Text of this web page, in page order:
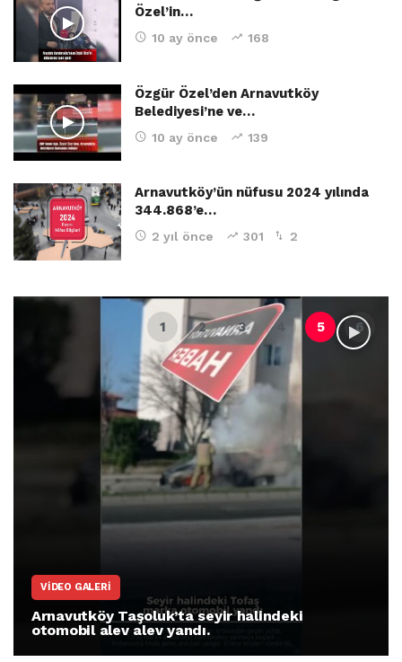
Özel’in…
10 ay önce 168
Özgür Özel’den Arnavutköy
Belediyesi’ne ve…
10 ay önce 139
Arnavutköy’ün nüfusu 2024 yılında
344.868’e…
2 yıl önce 301 2
VIDEO GALERI
Arnavutköy Taşoluk’ta seyir halindeki
otomobil alev alev yandı.